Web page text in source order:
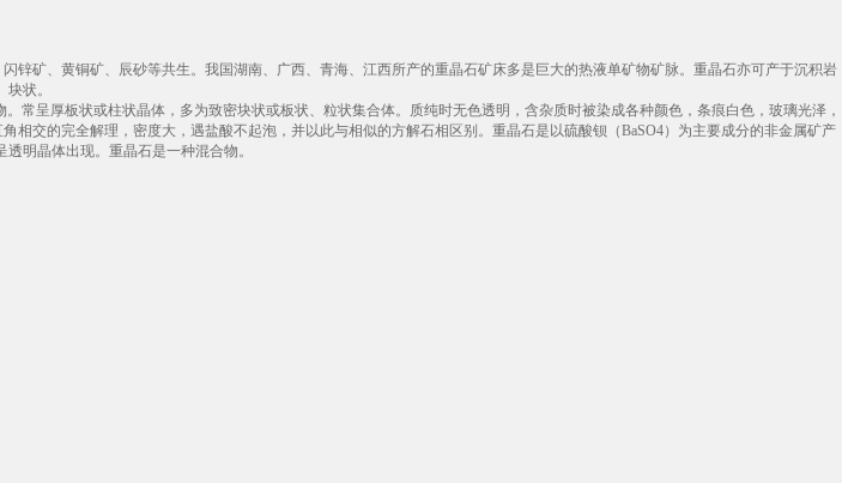
矿、黄铜矿、辰砂等共生。我国湖南、广西、青海、江西所产的重晶石矿床多是巨大的热液单矿物矿脉。重晶石亦可产于沉积岩
状。
呈厚板状或柱状晶体，多为致密块状或板状、粒状集合体。质纯时无色透明，含杂质时被染成各种颜色，条痕白色，玻璃光泽，
交的完全解理，密度大，遇盐酸不起泡，并以此与相似的方解石相区别。重晶石是以硫酸钡（BaSO4）为主要成分的非金属矿产
明晶体出现。重晶石是一种混合物。